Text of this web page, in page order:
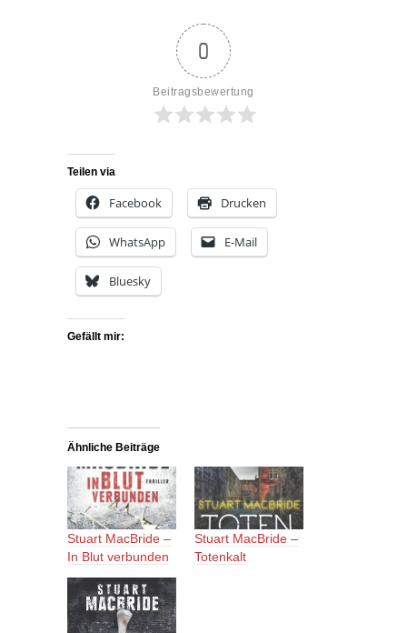
0
Beitragsbewertung
Teilen via
Facebook Drucken
WhatsApp E-Mail
Bluesky
Gefällt mir:
Ähnliche Beiträge
Stuart MacBride –
In Blut verbunden
Stuart MacBride –
Totenkalt